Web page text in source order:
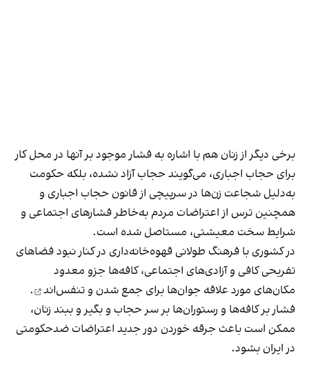
برخی دیگر از زنان هم با اشاره به فشار موجود بر آنها در محل کار
برای حجاب اجباری، می‌گویند حجاب آزاد نشده، بلکه حکومت
به‌دلیل شجاعت زن‌ها در سرپیچی از قانون حجاب اجباری و
همچنین ترس از اعتراضات مردم به‌خاطر فشارهای اجتماعی و
شرایط سخت معیشتی، مستاصل شده است.
در کشوری با فرهنگ طولانی قهوه‌‌خانه‌داری در کنار نبود فضاهای
تفریحی کافی و آزادی‌های اجتماعی، کافه‌ها جزو معدود
مکان‌های مورد علاقه جوان‌ها برای جمع شدن و تنفس‌اند
.
فشار بر کافه‌ها و رستوران‌ها بر سر حجاب و بگیر و ببند زنان،
ممکن است باعث جرقه خوردن دور جدید اعتراضات ضدحکومتی
در ایران بشود.